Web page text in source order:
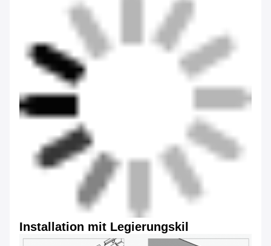
Installation mit Legierungskil